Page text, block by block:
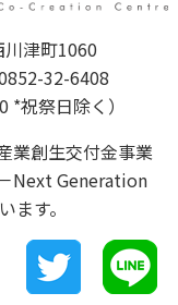
津町1060
32-6408
*祝祭日除く）
業創生交付金事業
Next Generation
ます。